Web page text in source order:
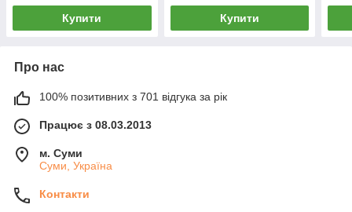
Купити Купити
Про нас
100% позитивних з 701 відгука за рік
Працює з 08.03.2013
м. Суми
Суми, Україна
Контакти